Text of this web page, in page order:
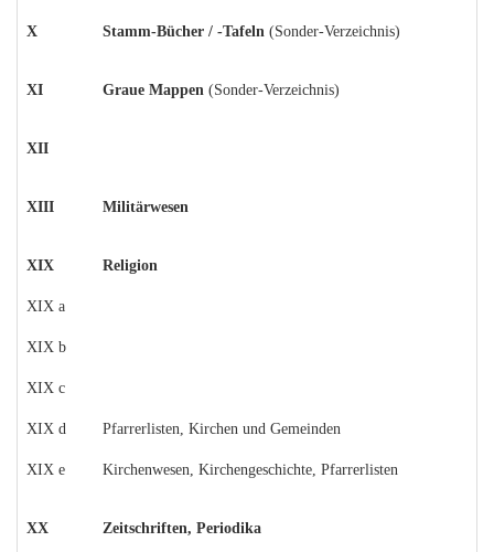
X Stamm-Bücher / -Tafeln (Sonder-Verzeichnis)
XI Graue Mappen (Sonder-Verzeichnis)
XII
XIII Militärwesen
XIX Religion
XIX a
XIX b
XIX c
XIX d Pfarrerlisten, Kirchen und Gemeinden
XIX e Kirchenwesen, Kirchengeschichte, Pfarrerlisten
XX Zeitschriften, Periodika